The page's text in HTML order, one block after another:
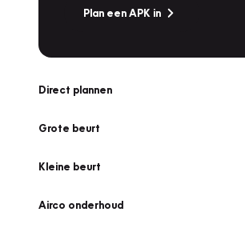
Plan een APK in
Direct plannen
Grote beurt
Kleine beurt
Airco onderhoud